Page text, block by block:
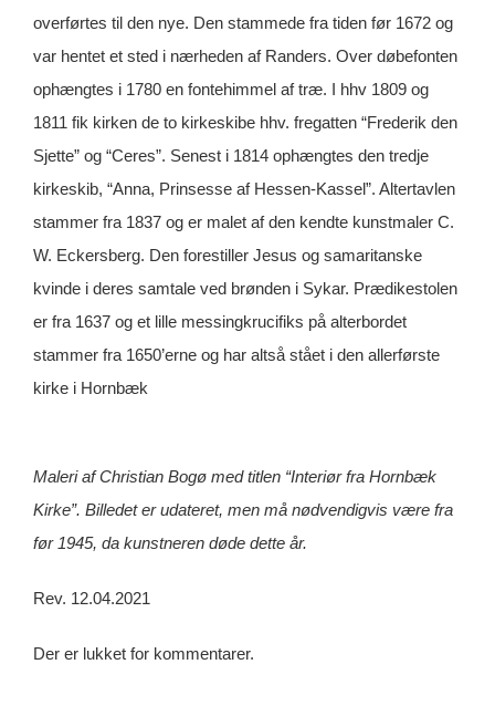
overførtes til den nye. Den stammede fra tiden før 1672 og
var hentet et sted i nærheden af Randers. Over døbefonten
ophængtes i 1780 en fontehimmel af træ. I hhv 1809 og
1811 fik kirken de to kirkeskibe hhv. fregatten “Frederik den
Sjette” og “Ceres”. Senest i 1814 ophængtes den tredje
kirkeskib, “Anna, Prinsesse af Hessen-Kassel”. Altertavlen
stammer fra 1837 og er malet af den kendte kunstmaler C.
W. Eckersberg. Den forestiller Jesus og samaritanske
kvinde i deres samtale ved brønden i Sykar. Prædikestolen
er fra 1637 og et lille messingkrucifiks på alterbordet
stammer fra 1650’erne og har altså stået i den allerførste
kirke i Hornbæk
Maleri af Christian Bogø med titlen “Interiør fra Hornbæk
Kirke”. Billedet er udateret, men må nødvendigvis være fra
før 1945, da kunstneren døde dette år.
Rev. 12.04.2021
Der er lukket for kommentarer.